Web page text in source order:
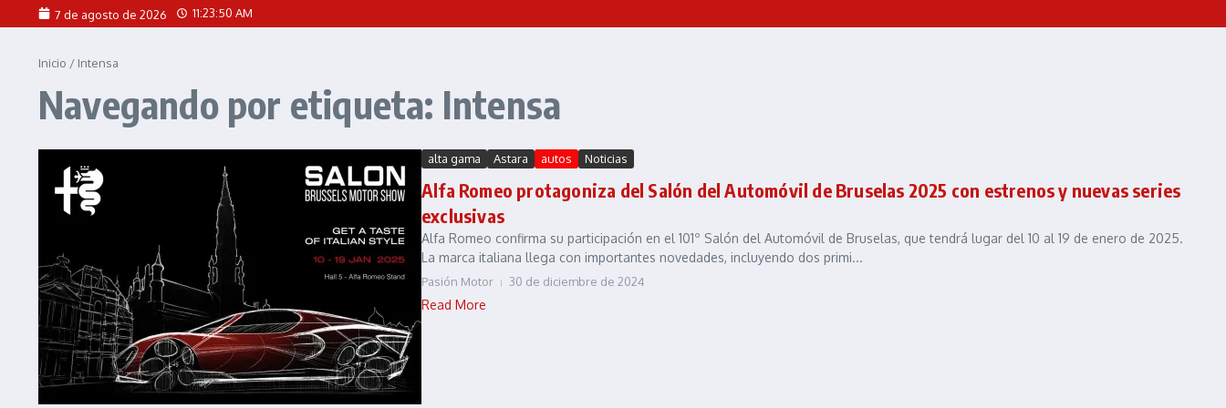
Saltar al contenido7 de agosto de 2026 11:23:50 AM
Inicio / Intensa
Navegando por etiqueta: Intensa
alta gama Astara autos Noticias
Alfa Romeo protagoniza del Salón del Automóvil de Bruselas 2025 con estrenos y nuevas series
exclusivas
Alfa Romeo confirma su participación en el 101º Salón del Automóvil de Bruselas, que tendrá lugar del 10 al 19 de enero de 2025.
La marca italiana llega con importantes novedades, incluyendo dos primi...
Pasión Motor 30 de diciembre de 2024
Read More